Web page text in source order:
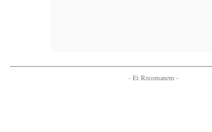
- Et Recomanem -